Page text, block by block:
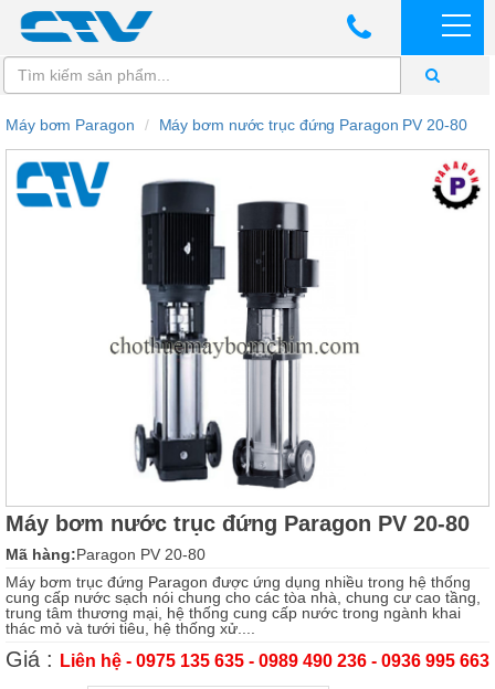
Máy bơm Paragon Máy bơm nước trục đứng Paragon PV 20-80
Máy bơm nước trục đứng Paragon PV 20-80
Mã hàng:Paragon PV 20-80
Máy bơm trục đứng Paragon được ứng dụng nhiều trong hệ thống
cung cấp nước sạch nói chung cho các tòa nhà, chung cư cao tầng,
trung tâm thương mại, hệ thống cung cấp nước trong ngành khai
thác mỏ và tưới tiêu, hệ thống xử....
Giá : Liên hệ - 0975 135 635 - 0989 490 236 - 0936 995 663